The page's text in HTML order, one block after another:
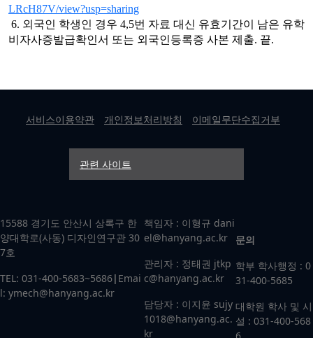
LRcH87V/view?usp=sharing
6. 외국인 학생인 경우 4,5번 자료 대신 유효기간이 남은 유학
비자사증발급확인서 또는 외국인등록증 사본 제출. 끝.
서비스이용약관 개인정보처리방침 이메일무단수집거부
관련 사이트
15588 경기도 안산시 상록구 한
양대학로(사동) 디자인연구관 30
7호
TEL: 031-400-5683~5686| Emai
l: ymech@hanyang.ac.kr
책임자 : 이형규 dani
el@hanyang.ac.kr
관리자 : 정태권 jtkp
c@hanyang.ac.kr
담당자 : 이지윤 sujy
1018@hanyang.ac.
kr
문의
학부 학사행정 : 0
31-400-5685
대학원 학사 및 시
설 : 031-400-568